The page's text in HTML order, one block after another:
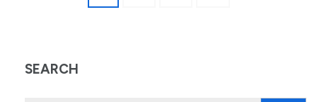
SEARCH